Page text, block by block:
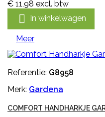
€ 11,98 excl. btw
 In winkelwagen
Meer
Referentie: G8958
Merk: Gardena
COMFORT HANDHARKJE